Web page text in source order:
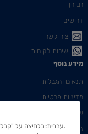
רב חן
דרושים
צור קשר
שירות לקוחות
מידע נוסף
תנאים והגבלות
מדיניות פרטיות
שאלות ותשובות
ניהול ההזמנה שלי
.עברית: בלחיצה על "קבל